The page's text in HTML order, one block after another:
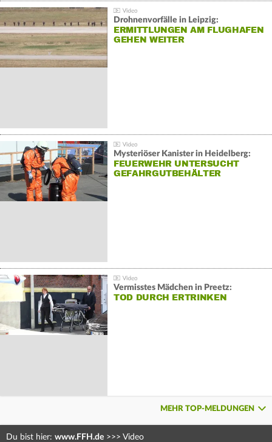
Drohnenvorfälle in Leipzig:
ERMITTLUNGEN AM FLUGHAFEN
GEHEN WEITER
Mysteriöser Kanister in Heidelberg:
FEUERWEHR UNTERSUCHT
GEFAHRGUTBEHÄLTER
Vermisstes Mädchen in Preetz:
TOD DURCH ERTRINKEN
MEHR TOP-MELDUNGEN
Du bist hier: www.FFH.de >>> Video